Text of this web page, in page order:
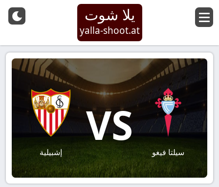
يلا شوت
yalla-shoot.at
سيلتا فيغو
VS
إشبيلية